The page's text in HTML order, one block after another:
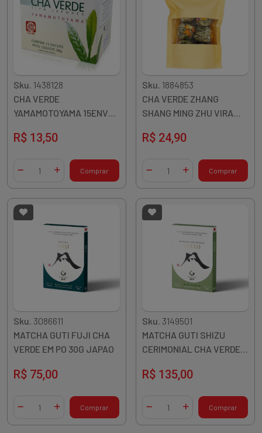
Sku. 1438128
CHA VERDE
YAMAMOTOYAMA 15ENV
R$ 13,50
Diminuir QuantidadeAdicionar Quantidade
Comprar
Sku. 1884853
CHA VERDE ZHANG
SHANG MING ZHU VIRA
R$ 24,90
Diminuir QuantidadeAdicionar Quantidade
Comprar
Sku. 3086611
MATCHA GUTI FUJI CHA
VERDE EM PO 30G JAPAO
R$ 75,00
Diminuir QuantidadeAdicionar Quantidade
Comprar
Sku. 3149501
MATCHA GUTI SHIZU
CERIMONIAL CHA VERDE
R$ 135,00
Diminuir QuantidadeAdicionar Quantidade
Comprar